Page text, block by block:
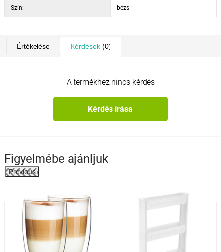
Szín: bézs
Értékelése Kérdések(0)
A termékhez nincs kérdés
Kérdés írása
Figyelmébe ajánljuk
Previous